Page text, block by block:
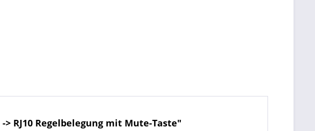
RJ10 Regelbelegung mit Mute-Taste"